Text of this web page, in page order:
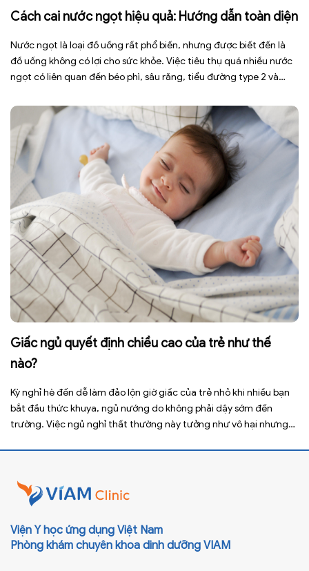
Cách cai nước ngọt hiệu quả: Hướng dẫn toàn diện
Nước ngọt là loại đồ uống rất phổ biến, nhưng được biết đến là
đồ uống không có lợi cho sức khỏe. Việc tiêu thụ quá nhiều nước
ngọt có liên quan đến béo phì, sâu răng, tiểu đường type 2 và
chỉ […]
Giấc ngủ quyết định chiều cao của trẻ như thế
nào?
Kỳ nghỉ hè đến dễ làm đảo lộn giờ giấc của trẻ nhỏ khi nhiều bạn
bắt đầu thức khuya, ngủ nướng do không phải dậy sớm đến
trường. Việc ngủ nghỉ thất thường này tưởng như vô hại nhưng
Viện Y học ứng dụng Việt Nam
Phòng khám chuyên khoa dinh dưỡng VIAM